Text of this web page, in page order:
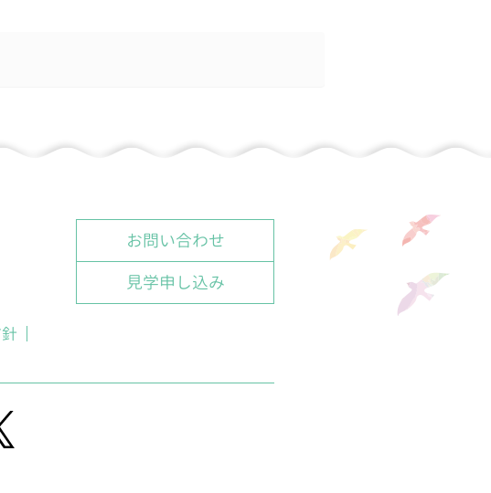
直しを、学園全体で継続的に検討し実
お問い合わせ
見学申し込み